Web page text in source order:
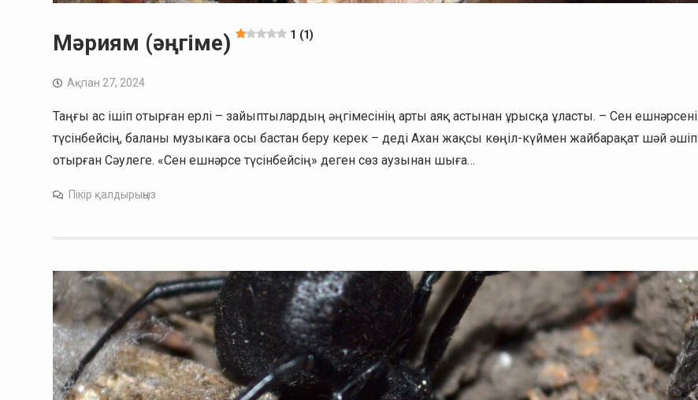
Мәриям (әңгіме) 1 (1)
Ақпан 27, 2024
Таңғы ас ішіп отырған ерлі – зайыптылардың әңгімесінің арты аяқ астынан ұрысқа ұласты. – Сен ешнәрсені
түсінбейсің, баланы музыкаға осы бастан беру керек – деді Ахан жақсы көңіл-күймен жайбарақат шәй әшіп
отырған Сәулеге. «Сен ешнәрсе түсінбейсің» деген сөз аузынан шыға…
Пікір қалдырыңыз